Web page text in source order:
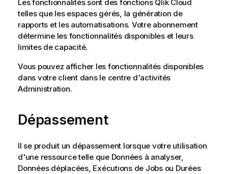
Les fonctionnalités sont des fonctions Qlik Cloud
telles que les espaces gérés, la génération de
rapports et les automatisations. Votre abonnement
détermine les fonctionnalités disponibles et leurs
limites de capacité.
Vous pouvez afficher les fonctionnalités disponibles
dans votre client dans le centre d'activités
Administration.
Dépassement
Il se produit un dépassement lorsque votre utilisation
d'une ressource telle que Données à analyser,
Données déplacées, Exécutions de Jobs ou Durées